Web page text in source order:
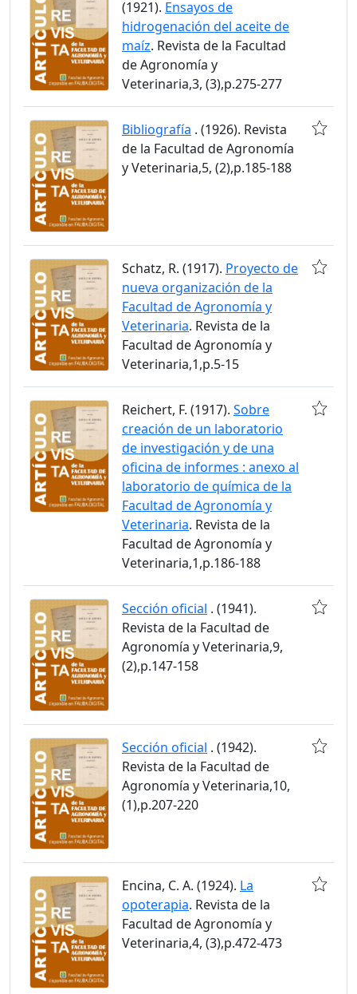
(1921). Ensayos de
hidrogenación del aceite de
maíz. Revista de la Facultad
de Agronomía y
Veterinaria,3, (3),p.275-277
Bibliografía . (1926). Revista
de la Facultad de Agronomía
y Veterinaria,5, (2),p.185-188
Schatz, R. (1917). Proyecto de
nueva organización de la
Facultad de Agronomía y
Veterinaria. Revista de la
Facultad de Agronomía y
Veterinaria,1,p.5-15
Reichert, F. (1917). Sobre
creación de un laboratorio
de investigación y de una
oficina de informes : anexo al
laboratorio de química de la
Facultad de Agronomía y
Veterinaria. Revista de la
Facultad de Agronomía y
Veterinaria,1,p.186-188
Sección oficial . (1941).
Revista de la Facultad de
Agronomía y Veterinaria,9,
(2),p.147-158
Sección oficial . (1942).
Revista de la Facultad de
Agronomía y Veterinaria,10,
(1),p.207-220
Encina, C. A. (1924). La
opoterapia. Revista de la
Facultad de Agronomía y
Veterinaria,4, (3),p.472-473